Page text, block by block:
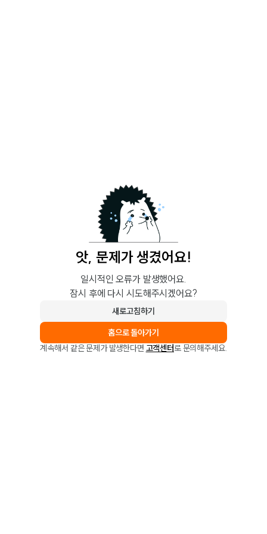
앗, 문제가 생겼어요!
일시적인 오류가 발생했어요.
잠시 후에 다시 시도해주시겠어요?
새로고침하기
홈으로 돌아가기
계속해서 같은 문제가 발생한다면 고객센터로 문의해주세요.